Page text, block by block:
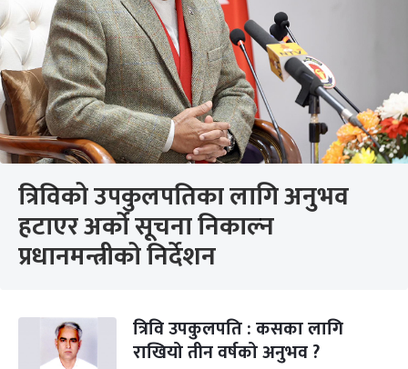
त्रिविको उपकुलपतिका लागि अनुभव
हटाएर अर्को सूचना निकाल्न
प्रधानमन्त्रीको निर्देशन
त्रिवि उपकुलपति : कसका लागि
राखियो तीन वर्षको अनुभव ?